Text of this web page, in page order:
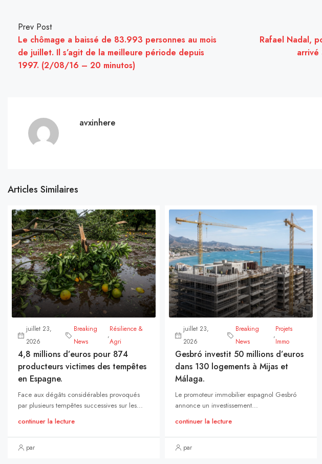
Prev Post
Le chômage a baissé de 83.993 personnes au mois
de juillet. Il s’agit de la meilleure période depuis
1997. (2/08/16 – 20 minutos)
Rafael Nadal,
arrivé
avxinhere
Articles Similaires
juillet 23,
2026
Breaking
News
,
Résilience &
Agri
4,8 millions d’euros pour 874
producteurs victimes des tempêtes
en Espagne.
Face aux dégâts considérables provoqués
par plusieurs tempêtes successives sur les...
continuer la lecture
par
juillet 23,
2026
Breaking
News
,
Projets
Immo
Gesbró investit 50 millions d’euros
dans 130 logements à Mijas et
Málaga.
Le promoteur immobilier espagnol Gesbró
annonce un investissement...
continuer la lecture
par